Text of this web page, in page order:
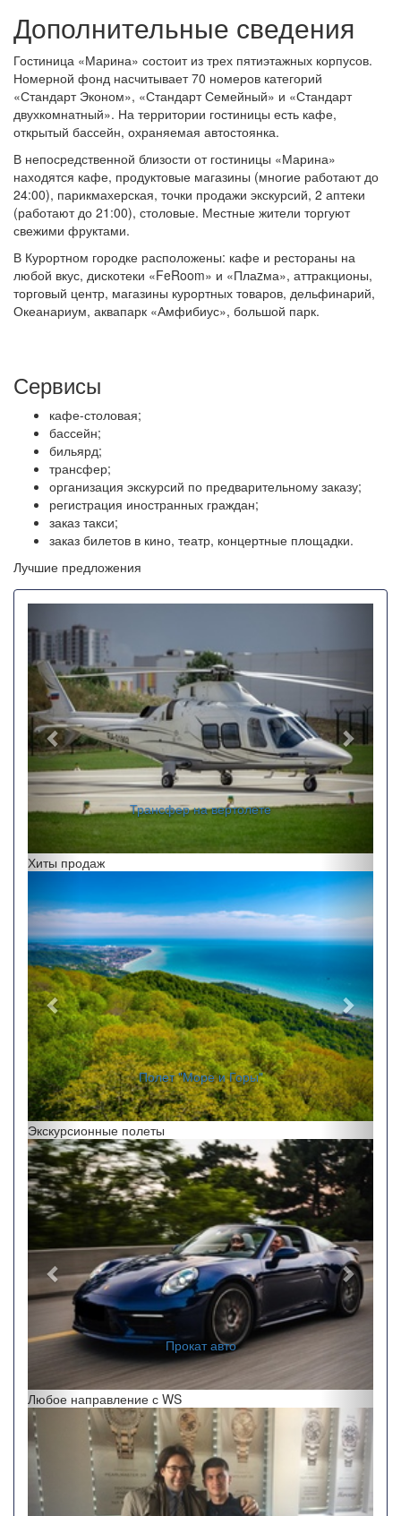
Дополнительные сведения
Гостиница «Марина» состоит из трех пятиэтажных корпусов.
Номерной фонд насчитывает 70 номеров категорий
«Стандарт Эконом», «Стандарт Семейный» и «Стандарт
двухкомнатный». На территории гостиницы есть кафе,
открытый бассейн, охраняемая автостоянка.
В непосредственной близости от гостиницы «Марина»
находятся кафе, продуктовые магазины (многие работают до
24:00), парикмахерская, точки продажи экскурсий, 2 аптеки
(работают до 21:00), столовые. Местные жители торгуют
свежими фруктами.
В Курортном городке расположены: кафе и рестораны на
любой вкус, дискотеки «FeRoom» и «Плаzма», аттракционы,
торговый центр, магазины курортных товаров, дельфинарий,
Океанариум, аквапарк «Амфибиус», большой парк.
Сервисы
кафе-столовая;
бассейн;
бильярд;
трансфер;
организация экскурсий по предварительному заказу;
регистрация иностранных граждан;
заказ такси;
заказ билетов в кино, театр, концертные площадки.
Лучшие предложения
Перелеты по краю
Хиты продаж
"Полет на закате"
Экскурсионные полеты
Заказ автобусов
Назад
Любое направление с WS
Назад